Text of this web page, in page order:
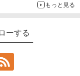
もっと見る
ーする